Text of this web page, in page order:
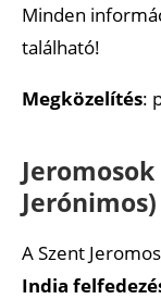
Minden
található!
Megközelítés:
Jerónimos)
A Szent
India